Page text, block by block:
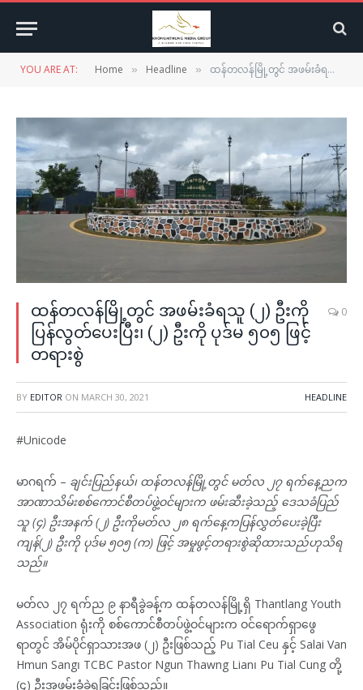
YOU ARE AT: Home » Headline » ထန်တလန်မြို့တွင် အဖမ်းခံရသူ (၂) ဦးကို ပြန်လွတ်ပေးပြီး၊ (၂) ဦးကို ပုဒ်မ ၅၀၅ ဖြင့် တရားစွဲ
ထန်တလန်မြို့တွင် အဖမ်းခံရသူ (၂) ဦးကို
ပြန်လွတ်ပေးပြီး၊ (၂) ဦးကို ပုဒ်မ ၅၀၅ ဖြင့်
တရားစွဲ
0
BY EDITOR ON MARCH 30, 2021 HEADLINE
#Unicode
မာဂရက် – ချင်းပြည်နယ်၊ ထန်တလန်မြို့တွင် မတ်လ ၂၇ ရက်နေ့ညက
အာဏာသိမ်းစစ်ကောင်စီတပ်ဖွဲ့ဝင်များက ဖမ်းဆီးခဲ့သည့် ဒေသခံပြည်
သူ (၄) ဦးအနက် (၂) ဦးကိုမတ်လ ၂၈ ရက်နေ့ကပြန်လွှတ်ပေးခဲ့ပြီး
ကျန်(၂) ဦးကို ပုဒ်မ ၅၀၅ (က) ဖြင့် အမှုဖွင့်တရားစွဲဆိုထားသည်ဟုသိရ
သည်။
မတ်လ ၂၇ ရက်ည ၉ နာရီခွဲခန့်က ထန်တလန်မြို့ရှိ Thantlang Youth
Association ရုံးကို စစ်ကောင်စီတပ်ဖွဲ့ဝင်များက ဝင်ရောက်ရှာဖွေ
ရာတွင် အိမ်ပိုင်ရှာသားအဖ (၂) ဦးဖြစ်သည့် Pu Tial Ceu နှင့် Salai Van
Hmun Sang၊ TCBC Pastor Ngun Thawng Lian၊ Pu Tial Cung တို့
(၄) ဦးအဖမ်းခံခဲ့ရခြင်းဖြစ်သည်။